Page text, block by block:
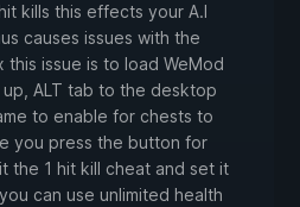
kills this effects your A.I
causes issues with the
this issue is to load WeMod
ALT tab to the desktop
to enable for chests to
you press the button for
the 1 hit kill cheat and set it
can use unlimited health